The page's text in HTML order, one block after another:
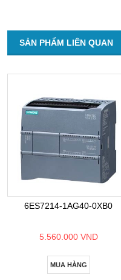
SẢN PHẨM LIÊN QUAN
6ES7214-1AG40-0XB0
5.560.000 VND
MUA HÀNG